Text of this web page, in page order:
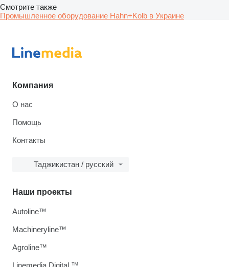
Смотрите также
Промышленное оборудование Hahn+Kolb в Украине
Компания
О нас
Помощь
Контакты
Таджикистан / русский
Наши проекты
Autoline™
Machineryline™
Agroline™